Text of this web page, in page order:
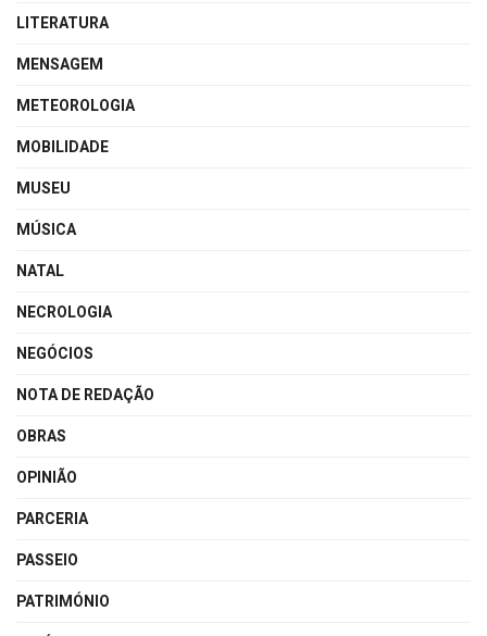
LITERATURA
MENSAGEM
METEOROLOGIA
MOBILIDADE
MUSEU
MÚSICA
NATAL
NECROLOGIA
NEGÓCIOS
NOTA DE REDAÇÃO
OBRAS
OPINIÃO
PARCERIA
PASSEIO
PATRIMÓNIO